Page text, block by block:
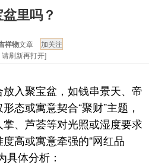
、龙、兔、狗、鸡生肖化太岁开始预
说明
2025-10-12
简介！！
2021-9-2
里吗？
祥物文章
刷新再打开]
入聚宝盆，如钱串景天、帝
态或寓意契合“聚财”主题，
、芦荟等对光照或湿度要求
高或寓意牵强的“网红品
具体分析：